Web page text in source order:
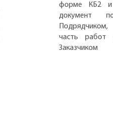
форме КБ2 и
документ
часть
Заказчиком